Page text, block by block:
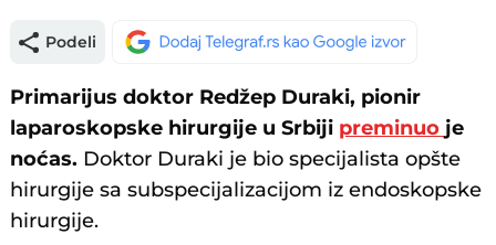
Podeli
Primarijus doktor Redžep Duraki, pionir
laparoskopske hirurgije u Srbiji preminuo je
noćas. Doktor Duraki je bio specijalista opšte
hirurgije sa subspecijalizacijom iz endoskopske
hirurgije.